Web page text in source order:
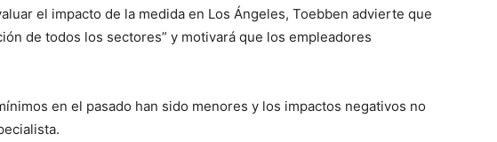
el impacto de la medida en Los Ángeles, Toebben advierte que
de todos los sectores” y motivará que los empleadores
en el pasado han sido menores y los impactos negativos no